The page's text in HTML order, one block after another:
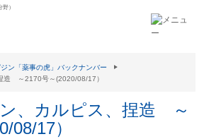
）
ン「薬事の虎」バックナンバー
造 ～2170号～(2020/08/17）
、カルピス、捏造 ～
08/17）